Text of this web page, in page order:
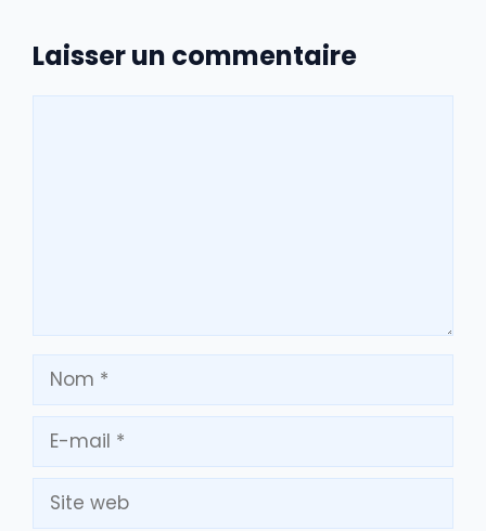
Laisser un commentaire
Nom
mail
Site
web